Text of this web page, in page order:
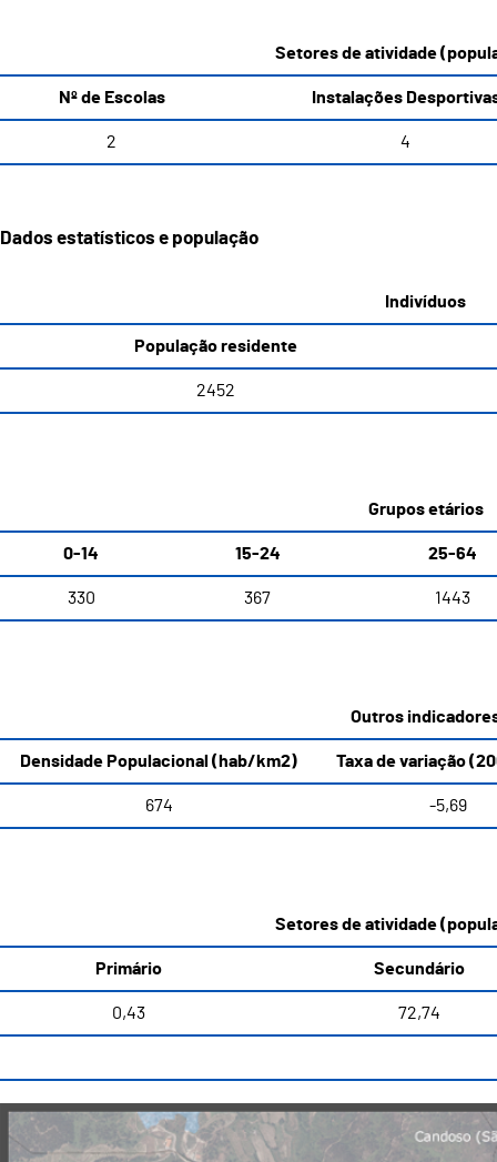
Setores de atividade
Nº de Escolas Instalações
2 4
Dados estatísticos e população
Indivíduos
População residente
2452
Grupos etários
0-14 15-24 25-64
330 367 1443
Outros
Densidade Populacional (hab/km2) Taxa de variação
674 -5,69
Setores de atividade
Primário Secundário
0,43 72,74